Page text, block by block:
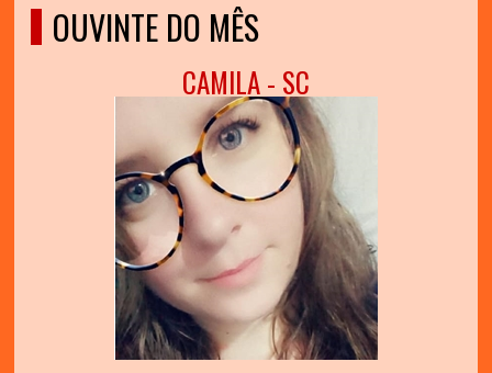
OUVINTE DO MÊS
CAMILA - SC